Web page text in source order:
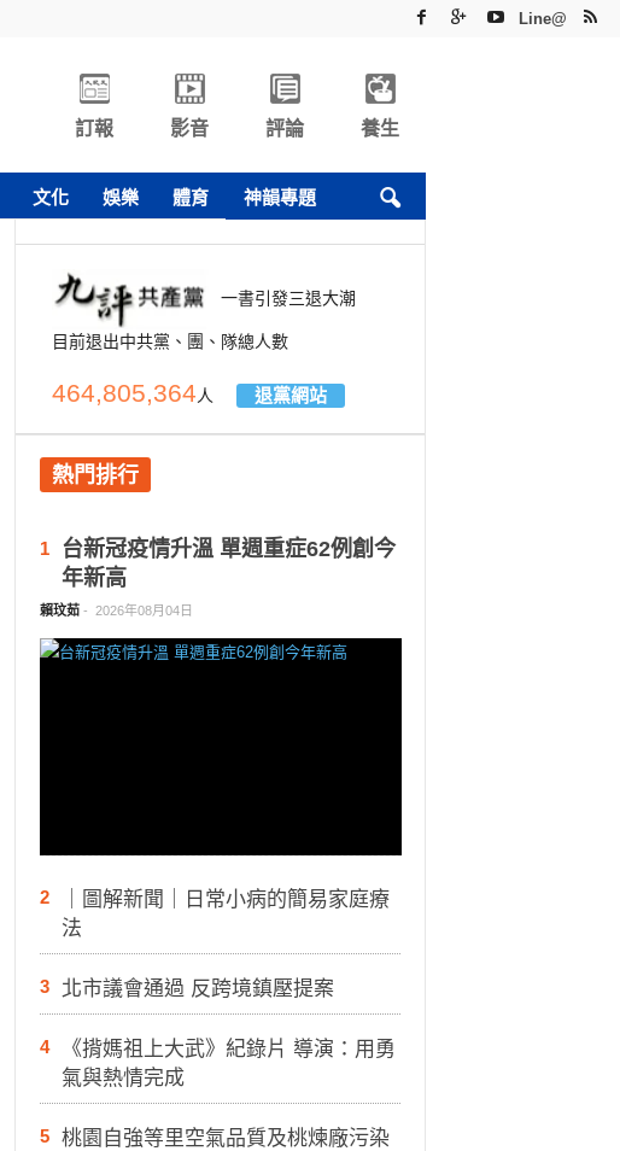
Line@
訂報 影音 評論 養生
文化 娛樂 體育 神韻專題
一書引發三退大潮
目前退出中共黨、團、隊總人數
464,805,364人 退黨網站
熱門排行
1
台新冠疫情升溫 單週重症62例創今
年新高
賴玟茹 - 2026年08月04日
2
｜圖解新聞｜日常小病的簡易家庭療
法
3 北市議會通過 反跨境鎮壓提案
4
《揹媽祖上大武》紀錄片 導演：用勇
氣與熱情完成
5
桃園自強等里空氣品質及桃煉廠污染